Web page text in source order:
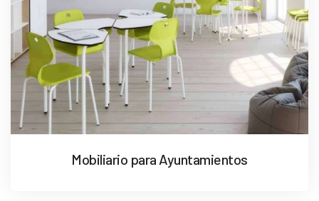
Mobiliario para Ayuntamientos